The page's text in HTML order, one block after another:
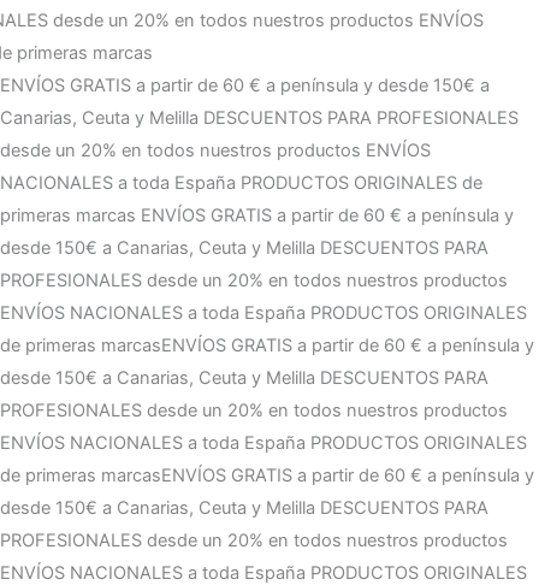
NACIONALES a toda EspañaPRODUCTOS ORIGINALES
ENVÍOS GRATIS a partir de 60 € a península y desde 150€ a
Canarias, Ceuta y Melilla DESCUENTOS PARA PROFESIONALES
desde un 20% en todos nuestros productos ENVÍOS
NACIONALES a toda España PRODUCTOS ORIGINALES de
primeras marcas ENVÍOS GRATIS a partir de 60 € a península y
desde 150€ a Canarias, Ceuta y Melilla DESCUENTOS PARA
PROFESIONALES desde un 20% en todos nuestros productos
ENVÍOS NACIONALES a toda España PRODUCTOS ORIGINALES
de primeras marcasENVÍOS GRATIS a partir de 60 € a península y
desde 150€ a Canarias, Ceuta y Melilla DESCUENTOS PARA
PROFESIONALES desde un 20% en todos nuestros productos
ENVÍOS NACIONALES a toda España PRODUCTOS ORIGINALES
de primeras marcasENVÍOS GRATIS a partir de 60 € a península y
desde 150€ a Canarias, Ceuta y Melilla DESCUENTOS PARA
PROFESIONALES desde un 20% en todos nuestros productos
ENVÍOS NACIONALES a toda España PRODUCTOS ORIGINALES